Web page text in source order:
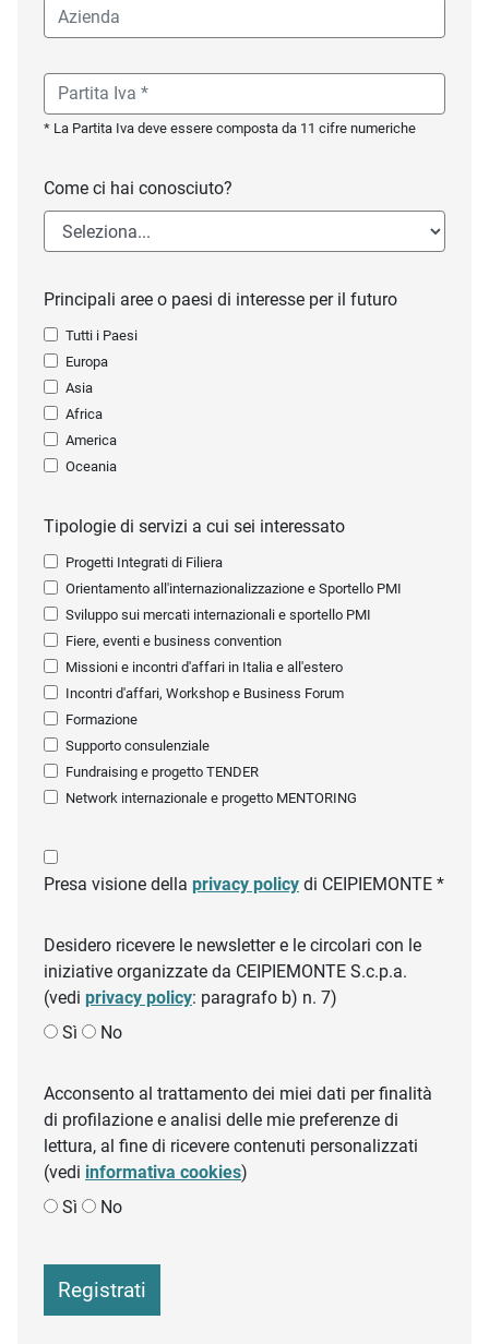
* La Partita Iva deve essere composta da 11 cifre numeriche
Come ci hai conosciuto?
Principali aree o paesi di interesse per il futuro
Tutti i Paesi
Europa
Asia
Africa
America
Oceania
Tipologie di servizi a cui sei interessato
Progetti Integrati di Filiera
Orientamento all'internazionalizzazione e Sportello PMI
Sviluppo sui mercati internazionali e sportello PMI
Fiere, eventi e business convention
Missioni e incontri d'affari in Italia e all'estero
Incontri d'affari, Workshop e Business Forum
Formazione
Supporto consulenziale
Fundraising e progetto TENDER
Network internazionale e progetto MENTORING
Presa visione della privacy policy di CEIPIEMONTE *
Desidero ricevere le newsletter e le circolari con le
iniziative organizzate da CEIPIEMONTE S.c.p.a.
(vedi privacy policy: paragrafo b) n. 7)
Sì
No
Acconsento al trattamento dei miei dati per finalità
di profilazione e analisi delle mie preferenze di
lettura, al fine di ricevere contenuti personalizzati
(vedi informativa cookies)
Sì
No
Registrati